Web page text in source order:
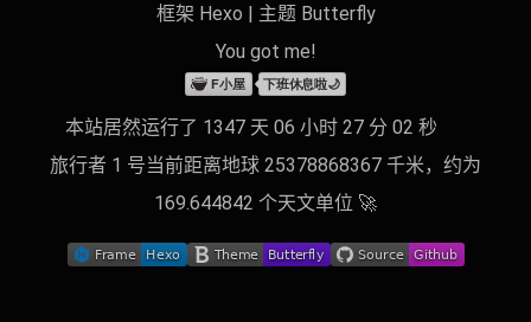
框架 Hexo | 主题 Butterfly
You got me!
本站居然运行了 1347 天 06 小时 27 分 03 秒
旅行者 1 号当前距离地球 25378868384 千米，约为
169.644842 个天文单位 🚀